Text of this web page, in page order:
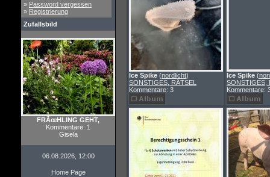
» Password vergessen
» Registrierung
Zufallsbild
FRÃœHLING GEHT,
Kommentare: 1
Gisela
06.08.2026, 12:00
Home Page
Ice Spike (nordlicht)
SONSTIGES, RÄTSEL
Kommentare: 3
Ice Spike (
SONSTIGES,
Kommentare: